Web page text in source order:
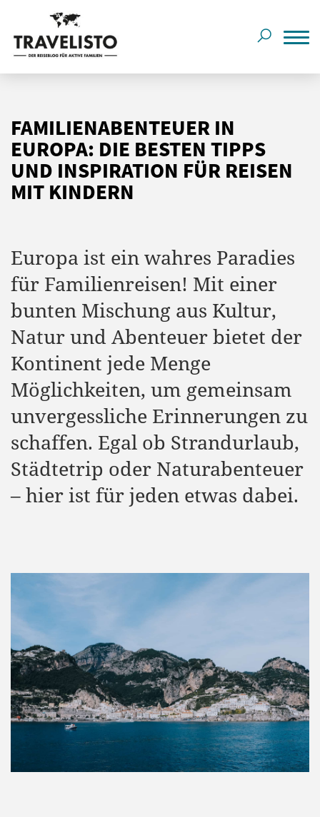
FAMILIENABENTEUER IN
EUROPA: DIE BESTEN TIPPS
UND INSPIRATION FÜR REISEN
MIT KINDERN
Europa ist ein wahres Paradies
für Familienreisen! Mit einer
bunten Mischung aus Kultur,
Natur und Abenteuer bietet der
Kontinent jede Menge
Möglichkeiten, um gemeinsam
unvergessliche Erinnerungen zu
schaffen. Egal ob Strandurlaub,
Städtetrip oder Naturabenteuer
– hier ist für jeden etwas dabei.